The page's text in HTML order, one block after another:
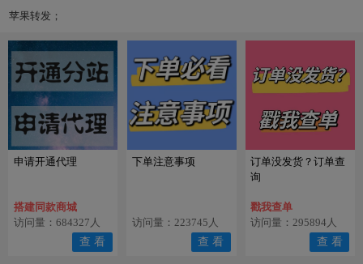
苹果转发；
申请开通代理
搭建同款商城
访问量：684327人
查 看
下单注意事项
访问量：223745人
查 看
订单没发货？订单查
询
戳我查单
访问量：295894人
查 看